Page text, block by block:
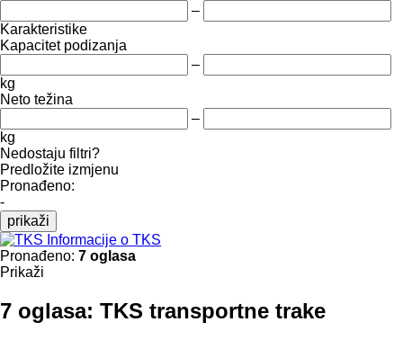
–
Karakteristike
Kapacitet podizanja
–
kg
Neto težina
–
kg
Nedostaju filtri?
Predložite izmjenu
Pronađeno:
-
prikaži
Informacije o TKS
Pronađeno: 7 oglasa
Prikaži
7 oglasa: TKS transportne trake